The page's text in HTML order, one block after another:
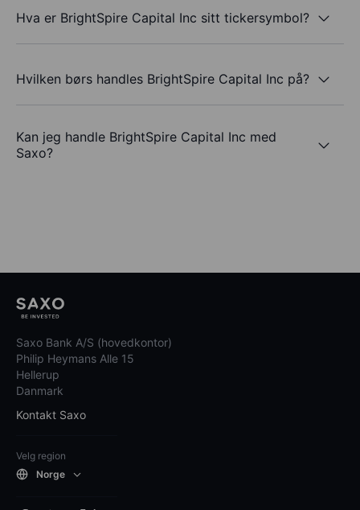
Hva er BrightSpire Capital Inc sitt tickersymbol?
Hvilken børs handles BrightSpire Capital Inc på?
Kan jeg handle BrightSpire Capital Inc med
Saxo?
Saxo Bank A/S (hovedkontor)
Philip Heymans Alle 15
Hellerup
Danmark
Kontakt Saxo
Velg region
Norge